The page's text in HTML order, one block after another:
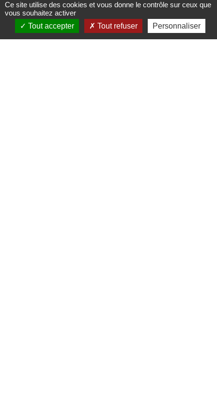
Ce site utilise des cookies et vous donne le contrôle sur ceux que
vous souhaitez activer
Tout accepter
Tout refuser Personnaliser